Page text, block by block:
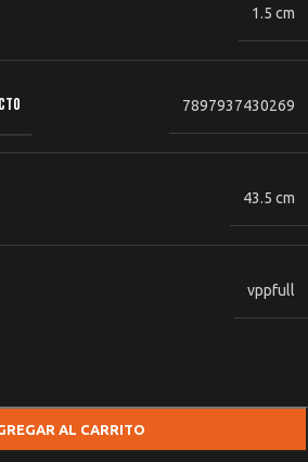
1.5 cm
7897937430269
43.5 cm
vppfull
AL CARRITO